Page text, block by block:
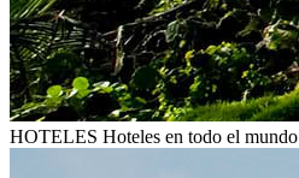
HOTELES Hoteles en todo el mundo